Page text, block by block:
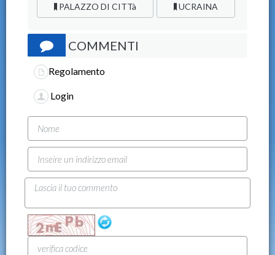
PALAZZO DI CITTà UCRAINA
COMMENTI
Regolamento
Login